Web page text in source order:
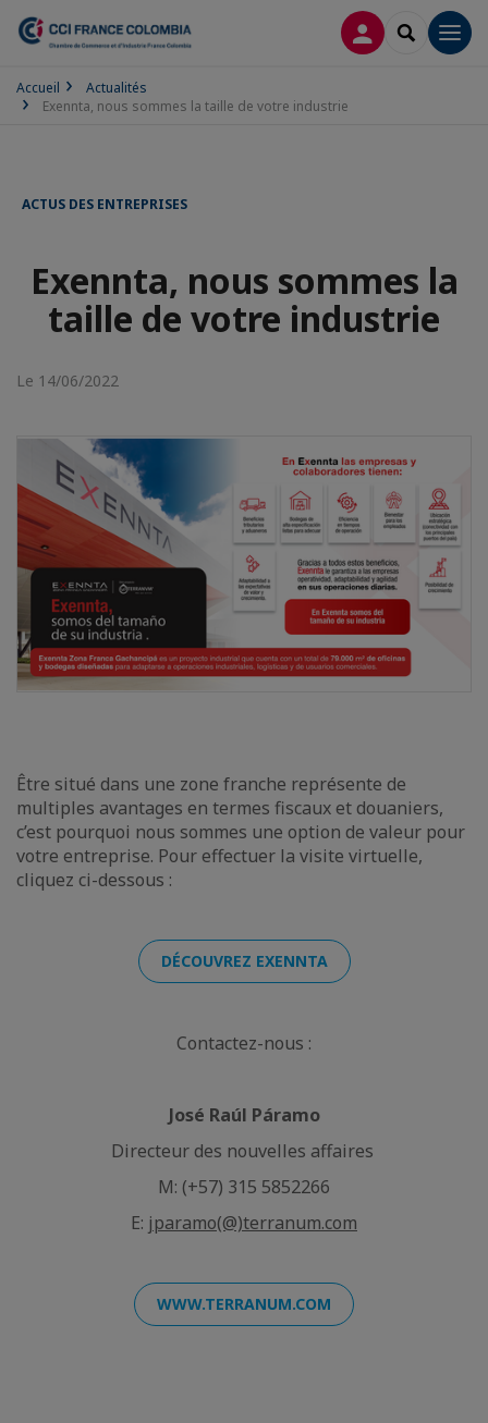
CONNEXION
Accueil
Actualités
Exennta, nous sommes la taille de votre industrie
ACTUS DES ENTREPRISES
Exennta, nous sommes la
taille de votre industrie
Le 14/06/2022
Être situé dans une zone franche représente de
multiples avantages en termes fiscaux et douaniers,
c’est pourquoi nous sommes une option de valeur pour
votre entreprise. Pour effectuer la visite virtuelle,
cliquez ci-dessous :
DÉCOUVREZ EXENNTA
Contactez-nous :
José Raúl Páramo
Directeur des nouvelles affaires
M: (+57) 315 5852266
E: jparamo(@)terranum.com
WWW.TERRANUM.COM